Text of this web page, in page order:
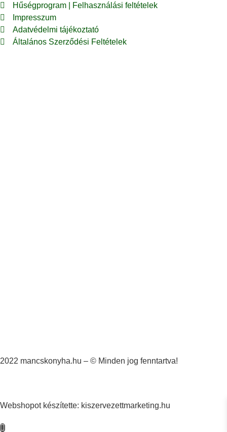
Hűségprogram | Felhasználási feltételek
Impresszum
Adatvédelmi tájékoztató
Általános Szerződési Feltételek
2022 mancskonyha.hu – © Minden jog fenntartva!
Webshopot készítette: kiszervezettmarketing.hu